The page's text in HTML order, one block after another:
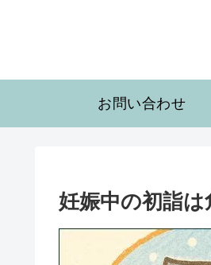
お問い合わせ
妊娠中の初詣